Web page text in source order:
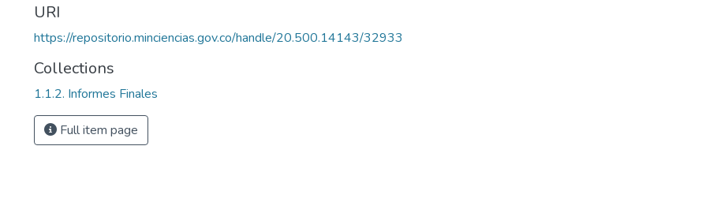
URI
https://repositorio.minciencias.gov.co/handle/20.500.14143/32933
Collections
1.1.2. Informes Finales
Full item page